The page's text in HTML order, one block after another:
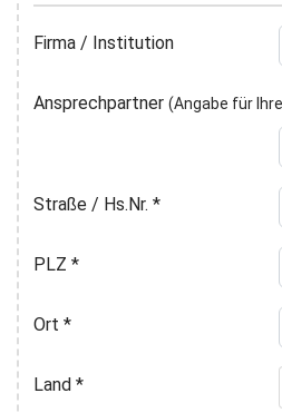
Firma / Institution
Ansprechpartner (Angabe für
Straße / Hs.Nr. *
PLZ *
Ort *
Land*